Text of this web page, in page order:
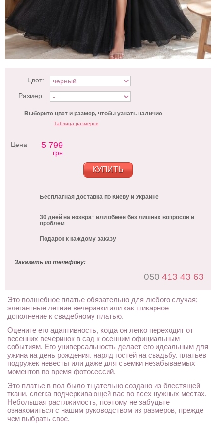
Цвет:
Размер:
Выберите цвет и размер, чтобы узнать наличие
Таблица размеров
Цена 5 799
грн
КУПИТЬ
Бесплатная доставка по Киеву и Украине
30 дней на возврат или обмен без лишних вопросов и
проблем
Подарок к каждому заказу
Заказать по телефону:
050 413 43 63
Это волшебное платье обязательно для любого случая;
элегантные летние вечеринки или как шикарное
дополнение к свадебному платью.
Оцените его адаптивность, когда он легко переходит от
весенних вечеринок в сад к осенним официальным
событиям. Его универсальность делает его идеальным для
ужина на день рождения, наряд гостей на свадьбу, платьев
подружек невесты или даже для съемки незабываемых
моментов во время фотосессий.
Это платье в пол было тщательно создано из блестящей
ткани, слегка подчеркивающей вас во всех нужных местах.
Небольшая растяжимость, поэтому не забудьте
ознакомиться с нашим руководством из размеров, прежде
чем выбрать свое.